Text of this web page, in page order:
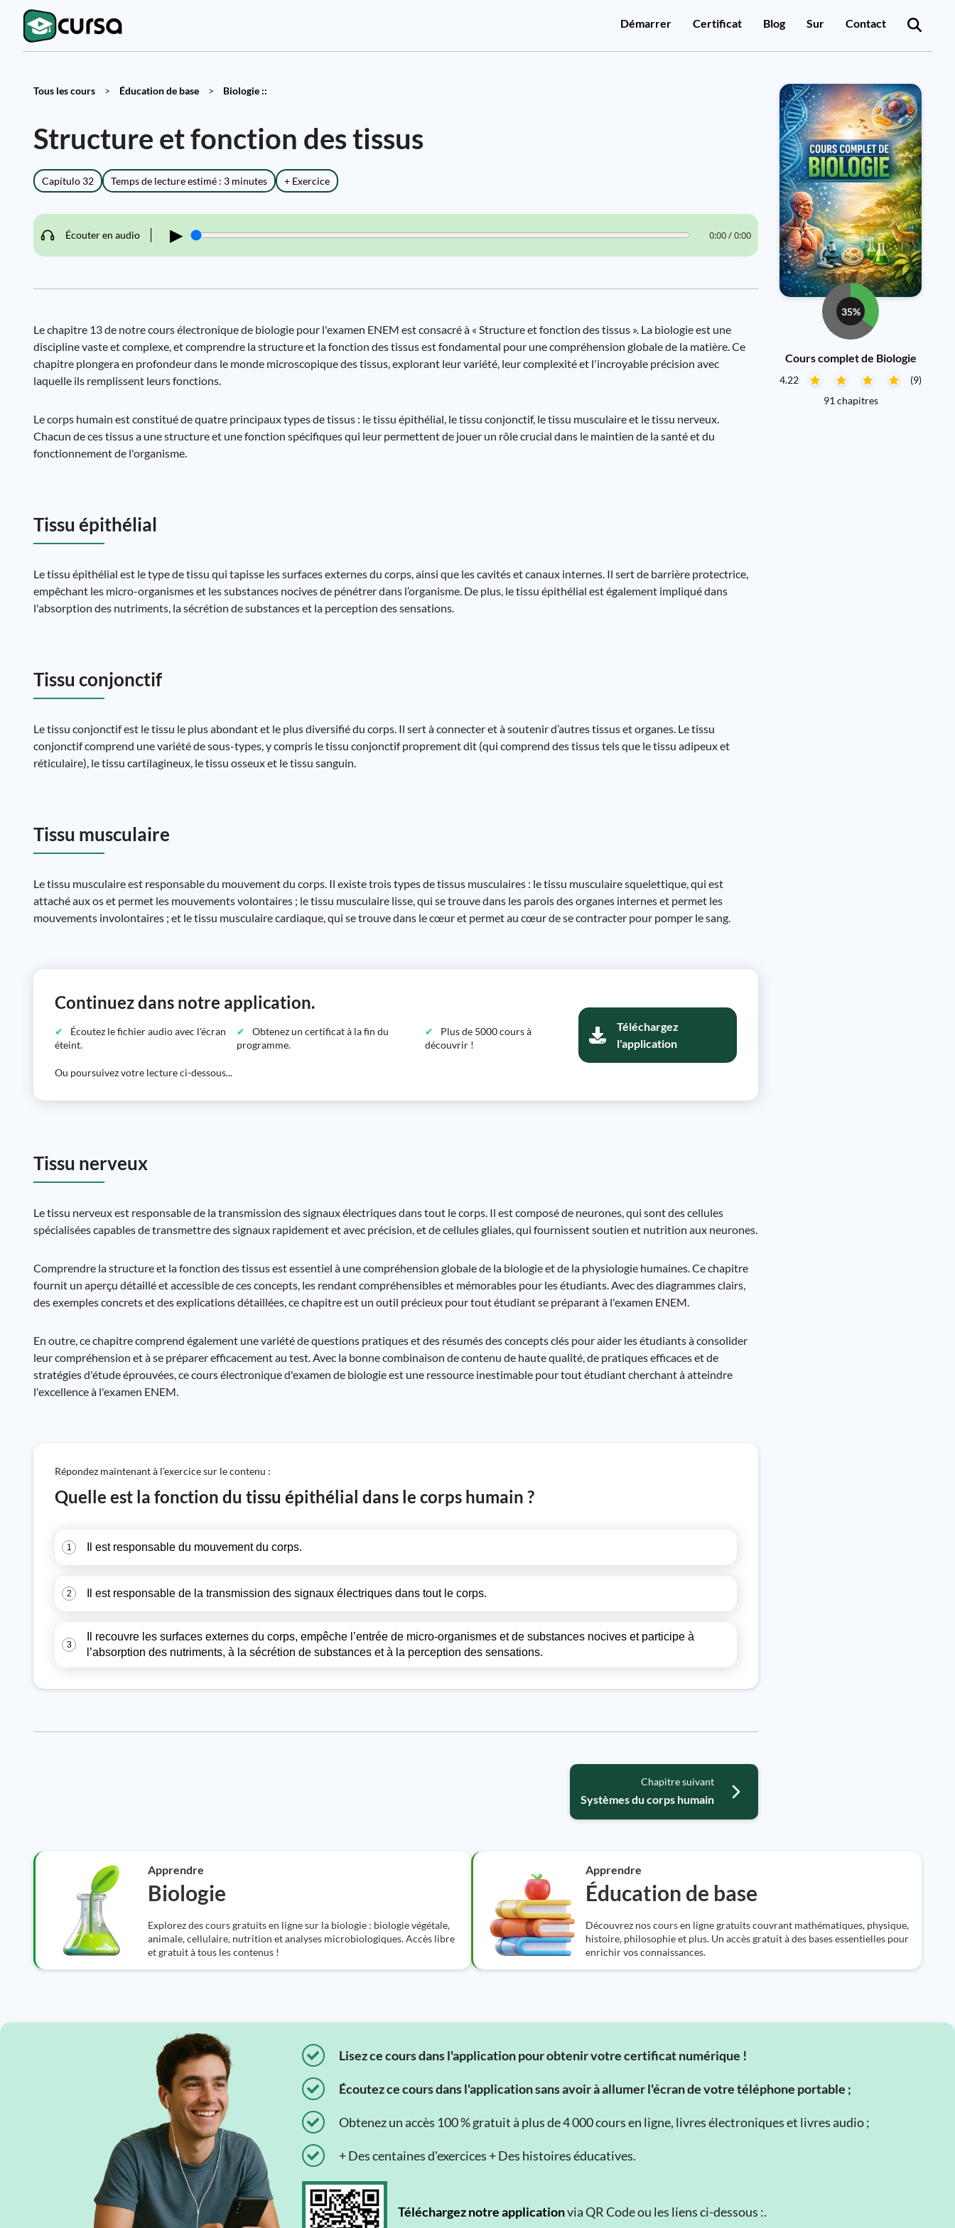
Démarrer Certificat Blog Sur Contact
Tous les cours > Éducation de base > Biologie ::
Structure et fonction des tissus
Capítulo 32 Temps de lecture estimé : 3 minutes + Exercice
Écouter en audio ▶ 0:00 / 0:00
Le chapitre 13 de notre cours électronique de biologie pour l'examen ENEM est consacré à « Structure et fonction des tissus ». La biologie est une
discipline vaste et complexe, et comprendre la structure et la fonction des tissus est fondamental pour une compréhension globale de la matière. Ce
chapitre plongera en profondeur dans le monde microscopique des tissus, explorant leur variété, leur complexité et l'incroyable précision avec
laquelle ils remplissent leurs fonctions.
Le corps humain est constitué de quatre principaux types de tissus : le tissu épithélial, le tissu conjonctif, le tissu musculaire et le tissu nerveux.
Chacun de ces tissus a une structure et une fonction spécifiques qui leur permettent de jouer un rôle crucial dans le maintien de la santé et du
fonctionnement de l'organisme.
Tissu épithélial
Le tissu épithélial est le type de tissu qui tapisse les surfaces externes du corps, ainsi que les cavités et canaux internes. Il sert de barrière protectrice,
empêchant les micro-organismes et les substances nocives de pénétrer dans l’organisme. De plus, le tissu épithélial est également impliqué dans
l'absorption des nutriments, la sécrétion de substances et la perception des sensations.
Tissu conjonctif
Le tissu conjonctif est le tissu le plus abondant et le plus diversifié du corps. Il sert à connecter et à soutenir d’autres tissus et organes. Le tissu
conjonctif comprend une variété de sous-types, y compris le tissu conjonctif proprement dit (qui comprend des tissus tels que le tissu adipeux et
réticulaire), le tissu cartilagineux, le tissu osseux et le tissu sanguin.
Tissu musculaire
Le tissu musculaire est responsable du mouvement du corps. Il existe trois types de tissus musculaires : le tissu musculaire squelettique, qui est
attaché aux os et permet les mouvements volontaires ; le tissu musculaire lisse, qui se trouve dans les parois des organes internes et permet les
mouvements involontaires ; et le tissu musculaire cardiaque, qui se trouve dans le cœur et permet au cœur de se contracter pour pomper le sang.
Continuez dans notre application.
Écoutez le fichier audio avec l'écran
éteint.
Obtenez un certificat à la fin du
programme.
Plus de 5000 cours à
découvrir !
Ou poursuivez votre lecture ci-dessous...
Téléchargez
l'application
Tissu nerveux
Le tissu nerveux est responsable de la transmission des signaux électriques dans tout le corps. Il est composé de neurones, qui sont des cellules
spécialisées capables de transmettre des signaux rapidement et avec précision, et de cellules gliales, qui fournissent soutien et nutrition aux neurones.
Comprendre la structure et la fonction des tissus est essentiel à une compréhension globale de la biologie et de la physiologie humaines. Ce chapitre
fournit un aperçu détaillé et accessible de ces concepts, les rendant compréhensibles et mémorables pour les étudiants. Avec des diagrammes clairs,
des exemples concrets et des explications détaillées, ce chapitre est un outil précieux pour tout étudiant se préparant à l'examen ENEM.
En outre, ce chapitre comprend également une variété de questions pratiques et des résumés des concepts clés pour aider les étudiants à consolider
leur compréhension et à se préparer efficacement au test. Avec la bonne combinaison de contenu de haute qualité, de pratiques efficaces et de
stratégies d'étude éprouvées, ce cours électronique d'examen de biologie est une ressource inestimable pour tout étudiant cherchant à atteindre
l'excellence à l'examen ENEM.
Répondez maintenant à l’exercice sur le contenu :
Quelle est la fonction du tissu épithélial dans le corps humain ?
1 Il est responsable du mouvement du corps.
2 Il est responsable de la transmission des signaux électriques dans tout le corps.
3
Il recouvre les surfaces externes du corps, empêche l’entrée de micro-organismes et de substances nocives et participe à
l’absorption des nutriments, à la sécrétion de substances et à la perception des sensations.
Chapitre suivant
Systèmes du corps humain
35%
Cours complet de Biologie
4.22
(9)
91 chapitres
Apprendre
Biologie
Explorez des cours gratuits en ligne sur la biologie : biologie végétale,
animale, cellulaire, nutrition et analyses microbiologiques. Accès libre
et gratuit à tous les contenus !
Apprendre
Éducation de base
Découvrez nos cours en ligne gratuits couvrant mathématiques, physique,
histoire, philosophie et plus. Un accès gratuit à des bases essentielles pour
enrichir vos connaissances.
Lisez ce cours dans l'application pour obtenir votre certificat numérique !
Écoutez ce cours dans l'application sans avoir à allumer l'écran de votre téléphone portable ;
Obtenez un accès 100 % gratuit à plus de 4 000 cours en ligne, livres électroniques et livres audio ;
+ Des centaines d'exercices + Des histoires éducatives.
Téléchargez notre applicationvia QR Code ou les liens ci-dessous :.